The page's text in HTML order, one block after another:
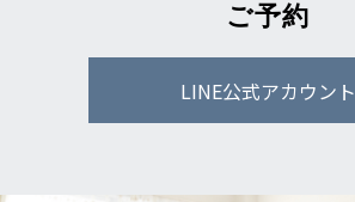
ご予約
LINE公式アカウント